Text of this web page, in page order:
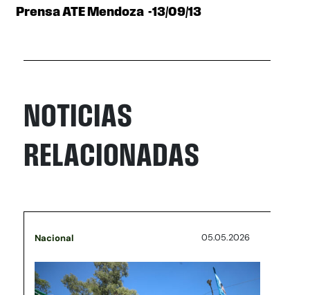
Prensa ATE Mendoza -13/09/13
NOTICIAS
RELACIONADAS
Nacional 05.05.2026